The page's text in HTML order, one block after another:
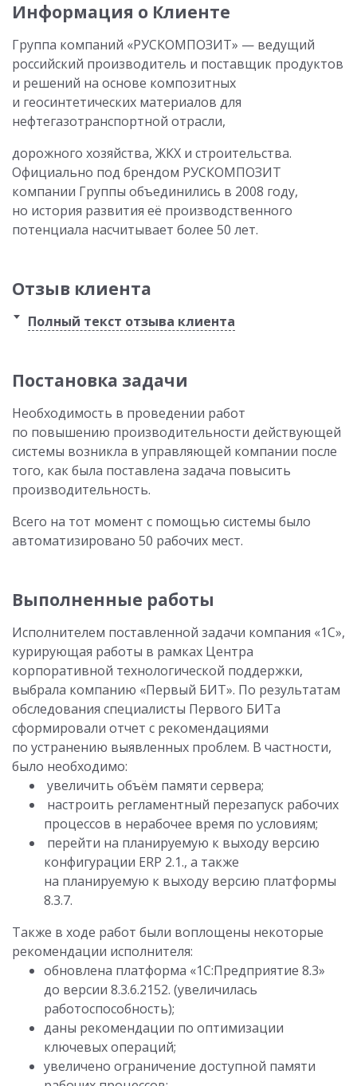
Информация о Клиенте
Группа компаний «РУСКОМПОЗИТ» — ведущий
российский производитель и поставщик продуктов
и решений на основе композитных
и геосинтетических материалов для
нефтегазотранспортной отрасли,
дорожного хозяйства, ЖКХ и строительства.
Официально под брендом РУСКОМПОЗИТ
компании Группы объединились в 2008 году,
но история развития её производственного
потенциала насчитывает более 50 лет.
Отзыв клиента
Полный текст отзыва клиента
Постановка задачи
Необходимость в проведении работ
по повышению производительности действующей
системы возникла в управляющей компании после
того, как была поставлена задача повысить
производительность.
Всего на тот момент с помощью системы было
автоматизировано 50 рабочих мест.
Выполненные работы
Исполнителем поставленной задачи компания «1С»,
курирующая работы в рамках Центра
корпоративной технологической поддержки,
выбрала компанию «Первый БИТ». По результатам
обследования специалисты Первого БИТа
сформировали отчет с рекомендациями
по устранению выявленных проблем. В частности,
было необходимо:
увеличить объём памяти сервера;
настроить регламентный перезапуск рабочих
процессов в нерабочее время по условиям;
перейти на планируемую к выходу версию
конфигурации ERP 2.1., а также
на планируемую к выходу версию платформы
8.3.7.
Также в ходе работ были воплощены некоторые
рекомендации исполнителя:
обновлена платформа «1С:Предприятие 8.3»
до версии 8.3.6.2152. (увеличилась
работоспособность);
даны рекомендации по оптимизации
ключевых операций;
увеличено ограничение доступной памяти